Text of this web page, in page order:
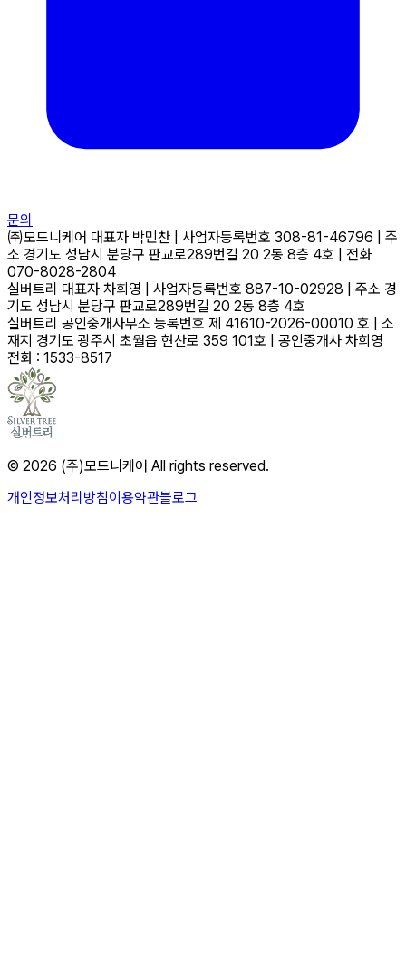
문의
㈜모드니케어 대표자 박민찬 사업자등록번호 308-81-46796
주
소 경기도 성남시 분당구 판교로289번길 20 2동 8층 4호
전화
070-8028-2804
실버트리 대표자 차희영 사업자등록번호 887-10-02928 주소 경
기도 성남시 분당구 판교로289번길 20 2동 8층 4호
실버트리 공인중개사무소 등록번호 제 41610-2026-00010 호
소
재지 경기도 광주시 초월읍 현산로 359 101호 공인중개사 차희영
전화 : 1533-8517
© 2026 (주)모드니케어 All rights reserved.
개인정보처리방침이용약관블로그